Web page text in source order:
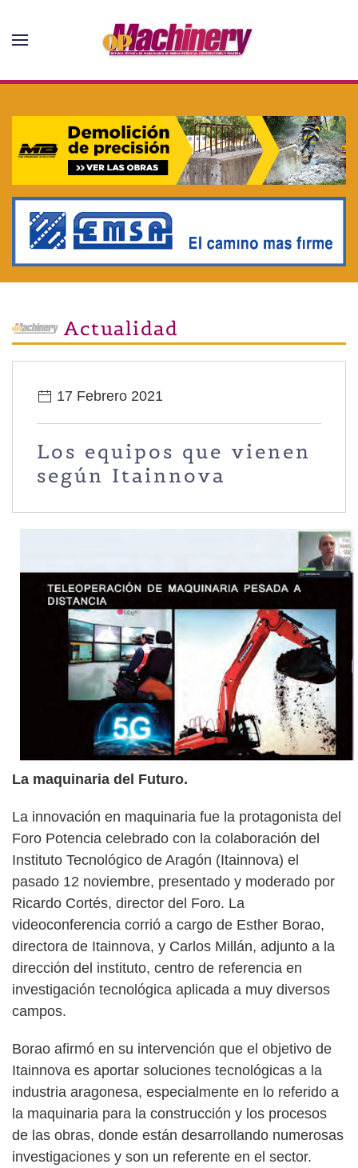
Skip to main content
Actualidad
17 Febrero 2021
Los equipos que vienen
según Itainnova
La maquinaria del Futuro.
La innovación en maquinaria fue la protagonista del
Foro Potencia celebrado con la colaboración del
Instituto Tecnológico de Aragón (Itainnova) el
pasado 12 noviembre, presentado y moderado por
Ricardo Cortés, director del Foro. La
videoconferencia corrió a cargo de Esther Borao,
directora de Itainnova, y Carlos Millán, adjunto a la
dirección del instituto, centro de referencia en
investigación tecnológica aplicada a muy diversos
campos.
Borao afirmó en su intervención que el objetivo de
Itainnova es aportar soluciones tecnológicas a la
industria aragonesa, especialmente en lo referido a
la maquinaria para la construcción y los procesos
de las obras, donde están desarrollando numerosas
investigaciones y son un referente en el sector.